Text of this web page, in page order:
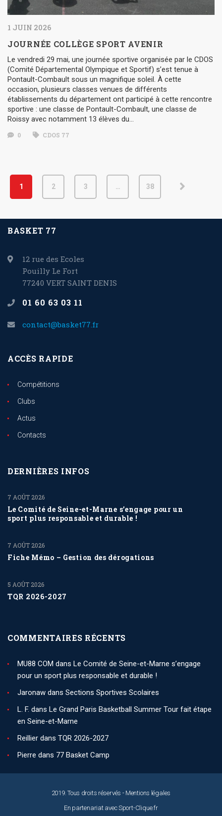
1 JUIN 2026
JOURNÉE COLLÈGE SPORT AVENIR
Le vendredi 29 mai, une journée sportive organisée par le CDOS
(Comité Départemental Olympique et Sportif) s’est tenue à
Pontault-Combault sous un magnifique soleil. À cette
occasion, plusieurs classes venues de différents
établissements du département ont participé à cette rencontre
sportive : une classe de Pontault-Combault, une classe de
Roissy avec notamment 13 élèves du…
0 CDOS 77
1 2 3 … 38
BASKET 77
12 rue des Ecoles
Pouilly Le Fort
77240 VERT SAINT DENIS
01 60 63 03 11
contact@basket77.fr
ACCÈS RAPIDE
Compétitions
Clubs
Actus
Contacts
DERNIÈRES INFOS
Le Comité de Seine-et-Marne s’engage pour un
sport plus responsable et durable !
7 AOÛT 2026
Fiche Mémo – Gestion des dérogations
7 AOÛT 2026
TQR 2026-2027
5 AOÛT 2026
COMMENTAIRES RÉCENTS
MU88 COM dans Le Comité de Seine-et-Marne s’engage
pour un sport plus responsable et durable !
Jaronaw dans Sections Sportives Scolaires
L. F. dans Le Grand Paris Basketball Summer Tour fait étape
en Seine-et-Marne
Reillier dans TQR 2026-2027
Pierre dans 77 Basket Camp
2019. Tous droits réservés - Mentions légales
En partenariat avecSport-Clique.fr